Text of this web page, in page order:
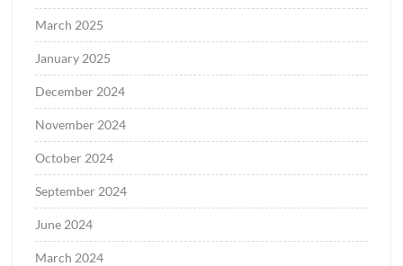
March 2025
January 2025
December 2024
November 2024
October 2024
September 2024
June 2024
March 2024